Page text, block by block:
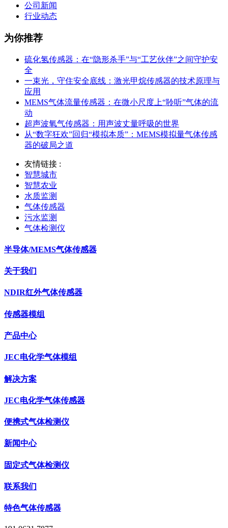
公司新闻
行业动态
为你推荐
硫化氢传感器：在“隐形杀手”与“工艺伙伴”之间守护安
全
一束光，守住安全底线：激光甲烷传感器的技术原理与
应用
MEMS气体流量传感器：在微小尺度上“聆听”气体的流
动
超声波氧气传感器：用声波丈量呼吸的世界
从“数字狂欢”回归“模拟本质”：MEMS模拟量气体传感
器的破局之道
友情链接 :
智慧城市
智慧农业
水质监测
气体传感器
污水监测
气体检测仪
半导体/MEMS气体传感器
关于我们
NDIR红外气体传感器
传感器模组
产品中心
JEC电化学气体模组
解决方案
JEC电化学气体传感器
便携式气体检测仪
新闻中心
固定式气体检测仪
联系我们
特色气体传感器